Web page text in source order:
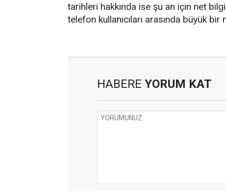
tarihleri hakkında ise şu an için net
telefon kullanıcıları arasında büyük
HABERE YORUM KAT